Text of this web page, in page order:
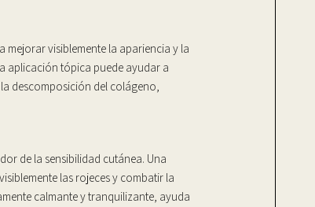
mejorar visiblemente la apariencia y la
aplicación tópica puede ayudar a
descomposición del colágeno,
de la sensibilidad cutánea. Una
las rojeces y combatir la
calmante y tranquilizante, ayuda